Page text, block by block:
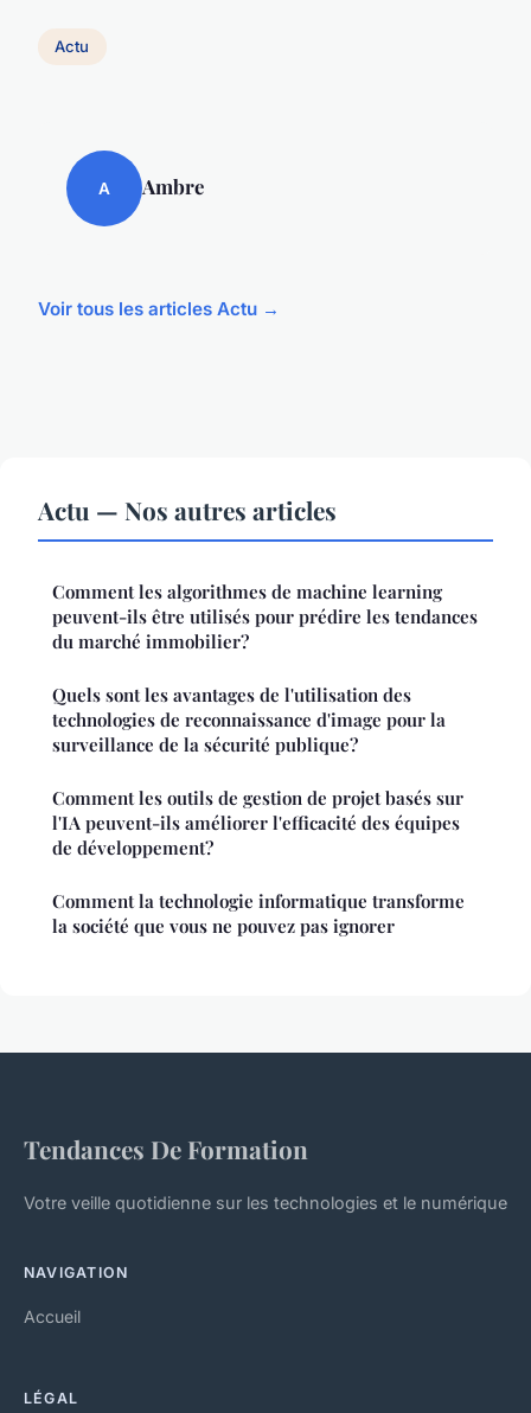
Actu
A Ambre
Voir tous les articles Actu →
Actu — Nos autres articles
Comment les algorithmes de machine learning
peuvent-ils être utilisés pour prédire les tendances
du marché immobilier?
Quels sont les avantages de l'utilisation des
technologies de reconnaissance d'image pour la
surveillance de la sécurité publique?
Comment les outils de gestion de projet basés sur
l'IA peuvent-ils améliorer l'efficacité des équipes
de développement?
Comment la technologie informatique transforme
la société que vous ne pouvez pas ignorer
Tendances De Formation
Votre veille quotidienne sur les technologies et le numérique
NAVIGATION
Accueil
LÉGAL